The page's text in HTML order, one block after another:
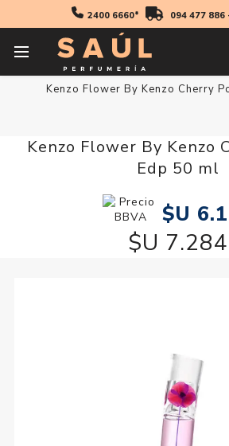
2400 6660* 094 477 886
Fragancias
Kenzo Flower By Kenzo Cherry
Kenzo Flower By Kenzo
Edp 50 ml
$U
$U 7.284